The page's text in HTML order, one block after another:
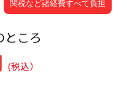
関税など諸経費すべて負担
ところ
(税込）